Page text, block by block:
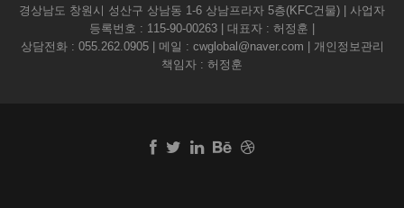
경상남도 창원시 성산구 상남동 1-6 상남프라자 5층(KFC건물) | 사업자
등록번호 : 115-90-00263 | 대표자 : 허정훈 |
상담전화 : 055.262.0905| 메일 : cwglobal@naver.com | 개인정보관리
책임자 : 허정훈